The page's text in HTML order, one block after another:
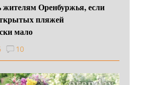
жителям Оренбуржья, если
пляжей
мало
10